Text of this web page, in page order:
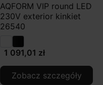
AQFORM VIP round LED
230V exterior kinkiet
26540
1 091,01 zł
Zobacz szczegóły